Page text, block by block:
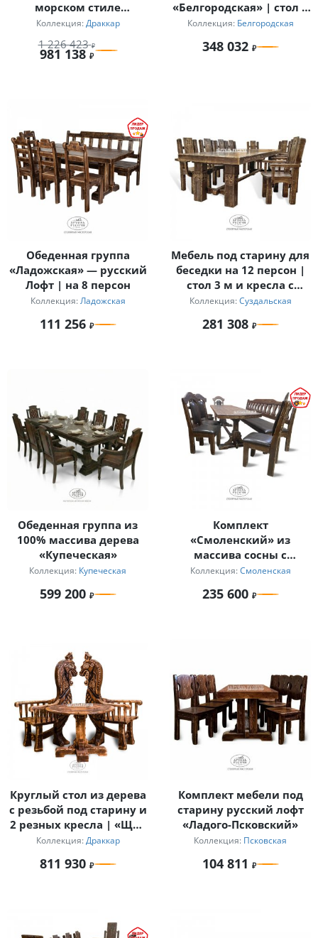
морском стиле
«Драккар»
Коллекция: Драккар
1 226 423
981 138
«Белгородская» | стол 4
м
Коллекция: Белгородская
348 032
Обеденная группа
«Ладожская» — русский
Лофт | на 8 персон
Коллекция: Ладожская
111 256
Мебель под старину для
беседки на 12 персон |
стол 3 м и кресла с
подлокотниками
Коллекция: Суздальская
281 308
Обеденная группа из
100% массива дерева
«Купеческая»
Коллекция: Купеческая
599 200
Комплект
«Смоленский» из
массива сосны с
мягкими сиденьями
Коллекция: Смоленская
235 600
Круглый стол из дерева
с резьбой под старину и
2 резных кресла | «Щит
Викинга»
Коллекция: Драккар
811 930
Комплект мебели под
старину русский лофт
«Ладого-Псковский»
Коллекция: Псковская
104 811